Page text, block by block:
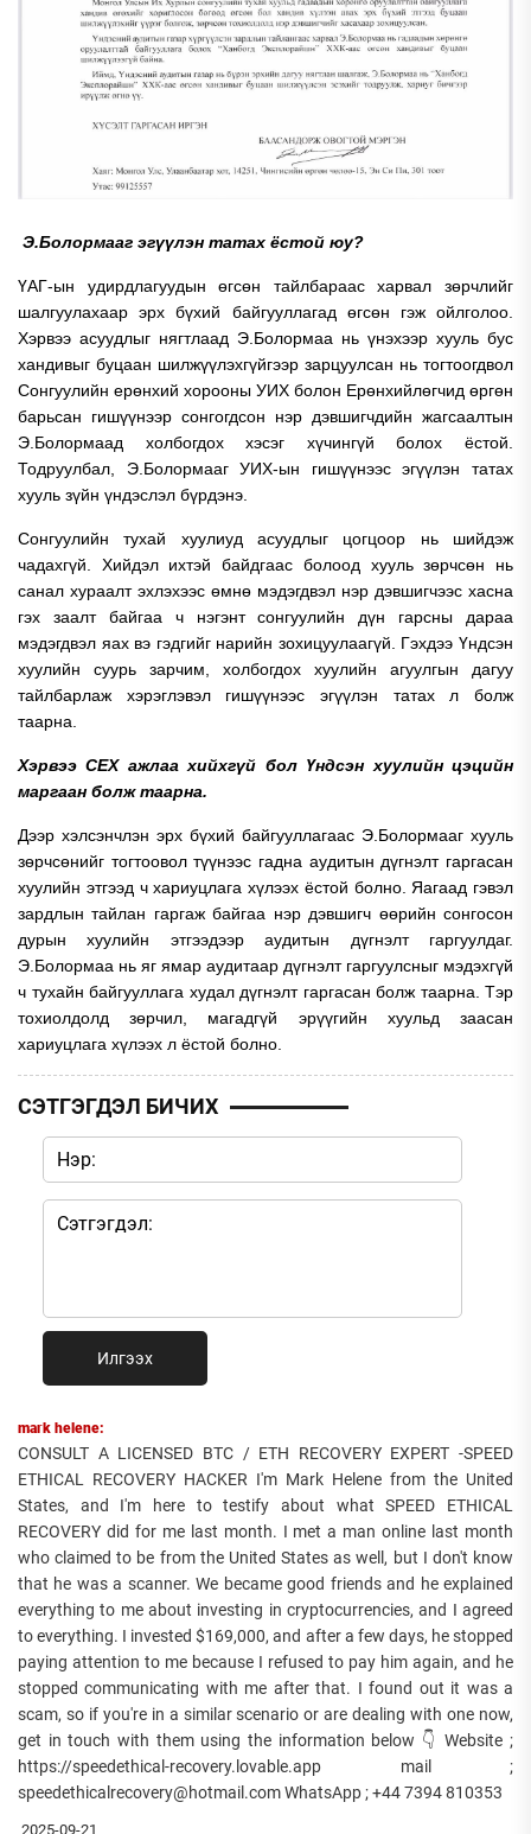
Э.Болормааг эгүүлэн татах ёстой юу?
ҮАГ-ын удирдлагуудын өгсөн тайлбараас харвал зөрчлийг
шалгуулахаар эрх бүхий байгууллагад өгсөн гэж ойлголоо.
Хэрвээ асуудлыг нягтлаад Э.Болормаа нь үнэхээр хууль бус
хандивыг буцаан шилжүүлэхгүйгээр зарцуулсан нь тогтоогдвол
Сонгуулийн ерөнхий хорооны УИХ болон Ерөнхийлөгчид өргөн
барьсан гишүүнээр сонгогдсон нэр дэвшигчдийн жагсаалтын
Э.Болормаад холбогдох хэсэг хүчингүй болох ёстой.
Тодруулбал, Э.Болормааг УИХ-ын гишүүнээс эгүүлэн татах
хууль зүйн үндэслэл бүрдэнэ.
Сонгуулийн тухай хуулиуд асуудлыг цогцоор нь шийдэж
чадахгүй. Хийдэл ихтэй байдгаас болоод хууль зөрчсөн нь
санал хураалт эхлэхээс өмнө мэдэгдвэл нэр дэвшигчээс хасна
гэх заалт байгаа ч нэгэнт сонгуулийн дүн гарсны дараа
мэдэгдвэл яах вэ гэдгийг нарийн зохицуулаагүй. Гэхдээ Үндсэн
хуулийн суурь зарчим, холбогдох хуулийн агуулгын дагуу
тайлбарлаж хэрэглэвэл гишүүнээс эгүүлэн татах л болж
таарна.
Хэрвээ СЕХ ажлаа хийхгүй бол Үндсэн хуулийн цэцийн
маргаан болж таарна.
Дээр хэлсэнчлэн эрх бүхий байгууллагаас Э.Болормааг хууль
зөрчсөнийг тогтоовол түүнээс гадна аудитын дүгнэлт гаргасан
хуулийн этгээд ч хариуцлага хүлээх ёстой болно. Яагаад гэвэл
зардлын тайлан гаргаж байгаа нэр дэвшигч өөрийн сонгосон
дурын хуулийн этгээдээр аудитын дүгнэлт гаргуулдаг.
Э.Болормаа нь яг ямар аудитаар дүгнэлт гаргуулсныг мэдэхгүй
ч тухайн байгууллага худал дүгнэлт гаргасан болж таарна. Тэр
тохиолдолд зөрчил, магадгүй эрүүгийн хуульд заасан
хариуцлага хүлээх л ёстой болно.
СЭТГЭГДЭЛ БИЧИХ
Илгээх
mark helene:
CONSULT A LICENSED BTC / ETH RECOVERY EXPERT -SPEED
ETHICAL RECOVERY HACKER I'm Mark Helene from the United
States, and I'm here to testify about what SPEED ETHICAL
RECOVERY did for me last month. I met a man online last month
who claimed to be from the United States as well, but I don't know
that he was a scanner. We became good friends and he explained
everything to me about investing in cryptocurrencies, and I agreed
to everything. I invested $169,000, and after a few days, he stopped
paying attention to me because I refused to pay him again, and he
stopped communicating with me after that. I found out it was a
scam, so if you're in a similar scenario or are dealing with one now,
get in touch with them using the information below 👇 Website ;
https://speedethical-recovery.lovable.app mail ;
speedethicalrecovery@hotmail.com WhatsApp ; +44 7394 810353
2025-09-21